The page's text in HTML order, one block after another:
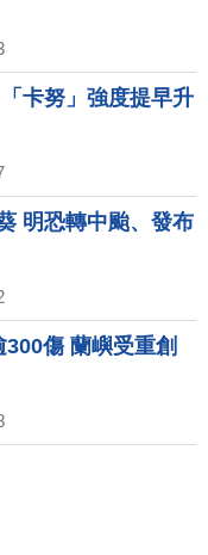
「卡努」強度提早升
明恐轉中颱、發布
傷 蘭嶼受重創